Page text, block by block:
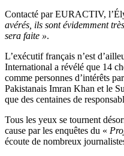
Contacté par EURACTIV,
avérés, ils sont évidemment
sera faite ».
L’exécutif français n’est
International a révélé que 14
comme personnes d’intérêts
Pakistanais Imran Khan et le
que des centaines de
Tous les yeux se tournent
cause par les enquêtes du «
écoute de nombreux